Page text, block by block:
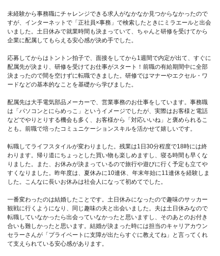
未経験から事務職にチャレンジできる求人がなかなか見つからなかったので
すが、インターネットで「正社員×事務」で検索したときにミラエールと出会
いました。土日休みで就業時間も決まっていて、ちゃんと研修を受けてから
企業に配属してもらえる安心感が決め手でした。
応募してからはトントン拍子で、面接をしてから1週間で内定が出て、すぐに
配属先が決まり、研修を受けてお仕事がスタート！前職の有給期間中に全部
決まったので間を空けずに転職できました。研修ではマナーやエクセル・ワ
ードなどの基本的なことを基礎から学びました。
配属先は大手電気部品メーカーで、営業事務のお仕事をしています。事務職
は「パソコンとにらめっこ」というイメージでしたが、実際はお客様と電話
などでやりとりする機会も多く、お客様から「対応いいね」と褒められるこ
とも。前職で培ったコミュニケーションスキルを活かせて嬉しいです。
転職してライフスタイルが変わりました。残業は1日30分程度で18時には終
わります。帰り道にちょっとした買い物も楽しめますし、寝る時間も早くな
りました。また、お休みが決まっているので旅行や遊びに行く予定も立てや
すくなりました。昨年度は、夏休みに10連休、年末年始に11連休を経験しま
した。こんなに長いお休みは社会人になって初めてでした。
一番変わったのは結婚したことです。土日休みになったので趣味のサッカー
観戦に行くようになり、同じ趣味の夫と出会いました。夫は土日休みなので
転職していなかったら出会っていなかったと思いますし、そのあとのお付き
合いも難しかったと思います。結婚が決まった時には担当のキャリアカウン
セラーさんが「プライベートに支障が出たらすぐに教えてね」と言ってくれ
て支えられている安心感があります。